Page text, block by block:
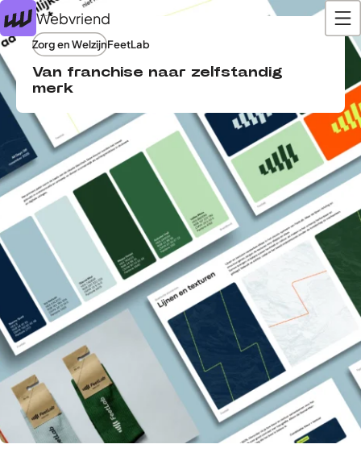
Webvriend
Zorg en WelzijnFeetLab
Van franchise naar zelfstandig
merk